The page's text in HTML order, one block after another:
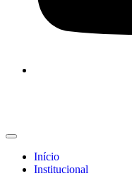
Início
Institucional